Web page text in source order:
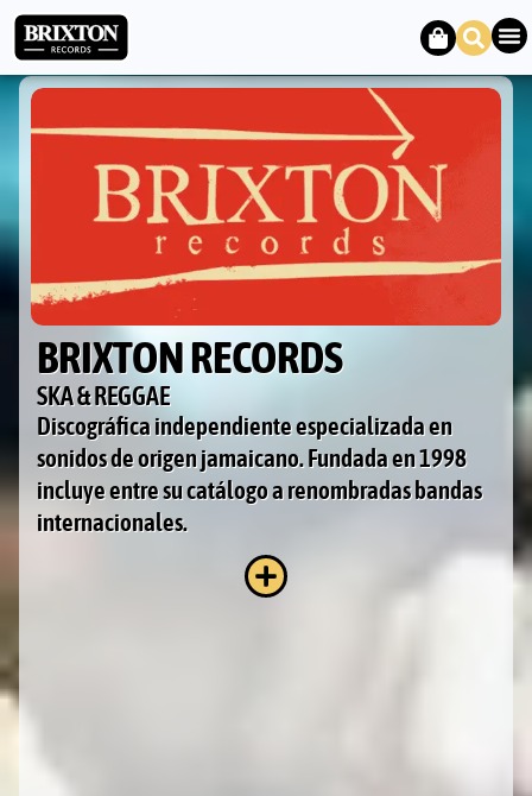
BRIXTON RECORDS
SKA & REGGAE
Discográfica independiente especializada en
sonidos de origen jamaicano. Fundada en 1998
incluye entre su catálogo a renombradas bandas
internacionales.